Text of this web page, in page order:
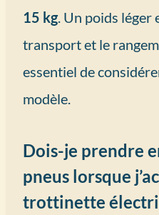
15 kg. Un poids léger
transport et le
essentiel de
modèle.
Dois-je prendre
pneus lorsque
trottinette